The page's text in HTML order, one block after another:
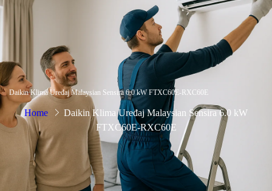
Daikin Klima Uređaj Malaysian Sensira 6.0 kW FTXC60E-RXC60E
Home
Daikin Klima Uređaj Malaysian Sensira 6.0 kW
FTXC60E-RXC60E